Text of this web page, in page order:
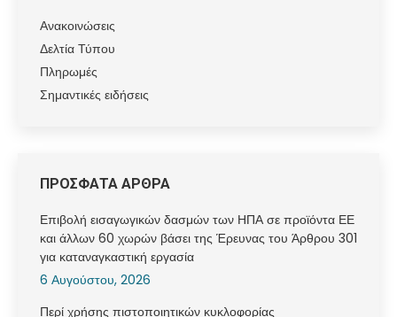
Ανακοινώσεις
Δελτία Τύπου
Πληρωμές
Σημαντικές ειδήσεις
ΠΡΟΣΦΑΤΑ ΑΡΘΡΑ
Επιβολή εισαγωγικών δασμών των ΗΠΑ σε προϊόντα ΕΕ
και άλλων 60 χωρών βάσει της Έρευνας του Άρθρου 301
για καταναγκαστική εργασία
6 Αυγούστου, 2026
Περί χρήσης πιστοποιητικών κυκλοφορίας